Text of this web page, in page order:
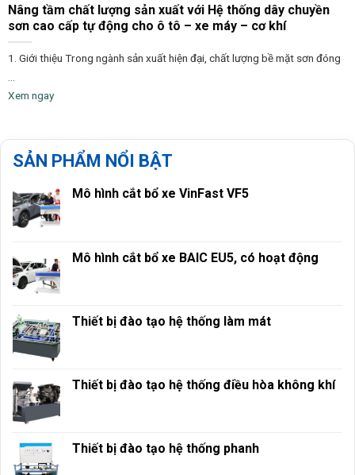
Nâng tầm chất lượng sản xuất với Hệ thống dây chuyền
sơn cao cấp tự động cho ô tô – xe máy – cơ khí
1. Giới thiệu Trong ngành sản xuất hiện đại, chất lượng bề mặt sơn đóng
Xem ngay
SẢN PHẨM NỔI BẬT
Mô hình cắt bổ xe VinFast VF5
Mô hình cắt bổ xe BAIC EU5, có hoạt động
Thiết bị đào tạo hệ thống làm mát
Thiết bị đào tạo hệ thống điều hòa không khí
Thiết bị đào tạo hệ thống phanh